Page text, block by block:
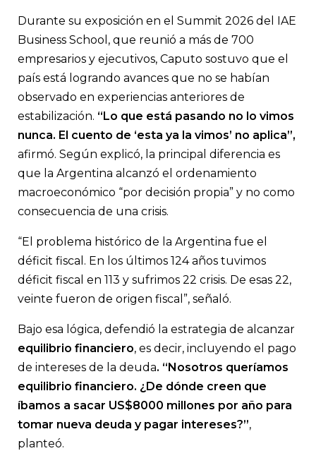
Durante su exposición en el Summit 2026 del IAE
Business School, que reunió a más de 700
empresarios y ejecutivos, Caputo sostuvo que el
país está logrando avances que no se habían
observado en experiencias anteriores de
estabilización. “Lo que está pasando no lo vimos
nunca. El cuento de ‘esta ya la vimos’ no aplica”,
afirmó. Según explicó, la principal diferencia es
que la Argentina alcanzó el ordenamiento
macroeconómico “por decisión propia” y no como
consecuencia de una crisis.
“El problema histórico de la Argentina fue el
déficit fiscal. En los últimos 124 años tuvimos
déficit fiscal en 113 y sufrimos 22 crisis. De esas 22,
veinte fueron de origen fiscal”, señaló.
Bajo esa lógica, defendió la estrategia de alcanzar
equilibrio financiero, es decir, incluyendo el pago
de intereses de la deuda. “Nosotros queríamos
equilibrio financiero. ¿De dónde creen que
íbamos a sacar US$8000 millones por año para
tomar nueva deuda y pagar intereses?”,
planteó.